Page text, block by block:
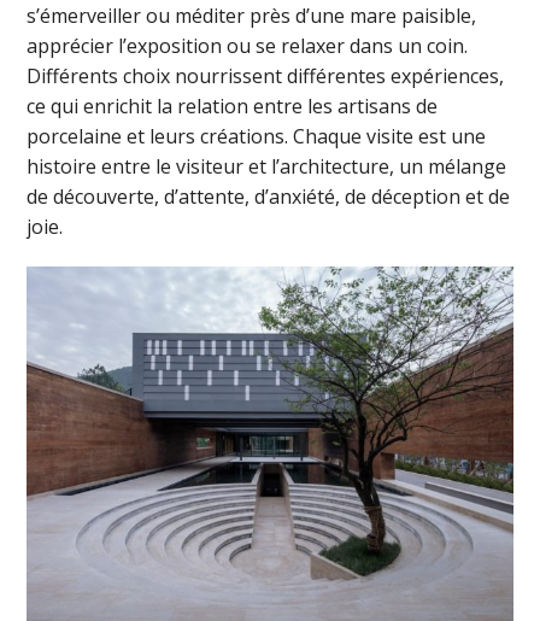
s’émerveiller ou méditer près d’une mare paisible,
apprécier l’exposition ou se relaxer dans un coin.
Différents choix nourrissent différentes expériences,
ce qui enrichit la relation entre les artisans de
porcelaine et leurs créations. Chaque visite est une
histoire entre le visiteur et l’architecture, un mélange
de découverte, d’attente, d’anxiété, de déception et de
joie.